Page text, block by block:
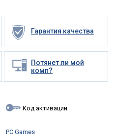
Гарантия качества
Потянет ли мой
комп?
Код активации
PC Games